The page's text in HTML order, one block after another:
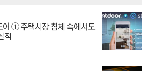
어 ① 주택시장 침체 속에서도
적